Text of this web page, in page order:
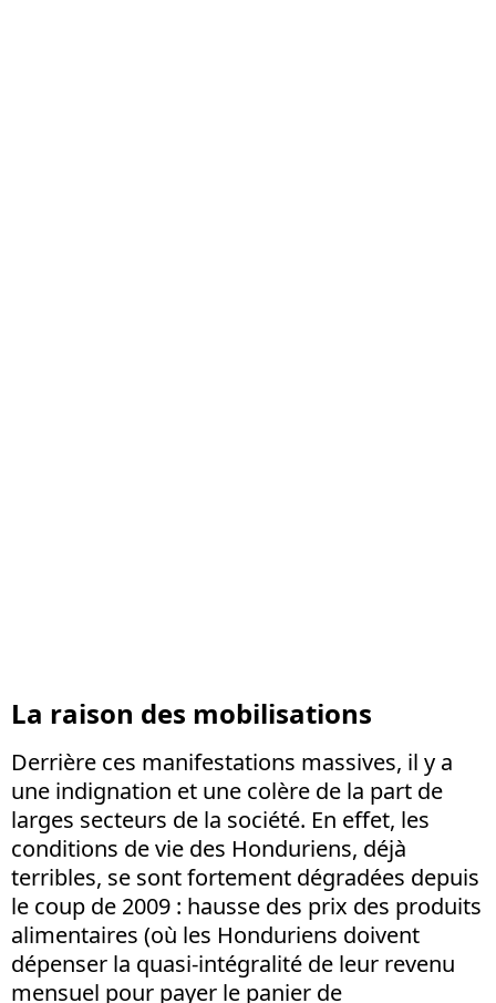
La raison des mobilisations
Derrière ces manifestations massives, il y a
une indignation et une colère de la part de
larges secteurs de la société. En effet, les
conditions de vie des Honduriens, déjà
terribles, se sont fortement dégradées depuis
le coup de 2009 : hausse des prix des produits
alimentaires (où les Honduriens doivent
dépenser la quasi-intégralité de leur revenu
mensuel pour payer le panier de